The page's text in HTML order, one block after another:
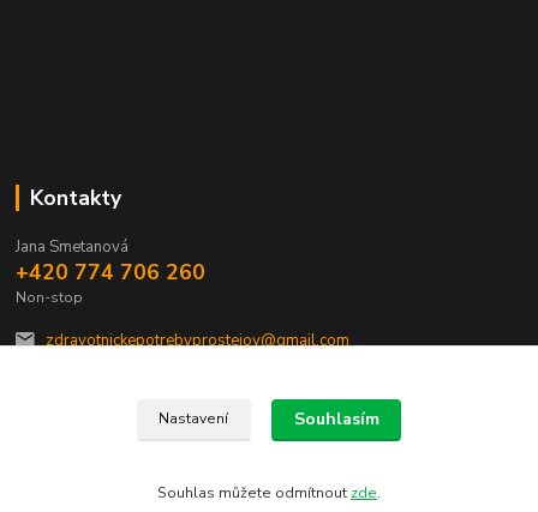
Kontakty
Jana Smetanová
+420 774 706 260
Non-stop
zdravotnickepotrebyprostejov@gmail.com
Nastavení Souhlasím
Souhlas můžete odmítnout zde.